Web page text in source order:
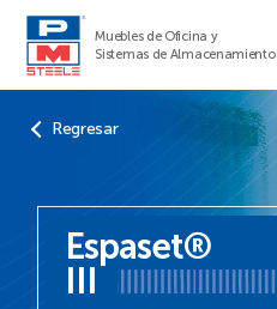
Muebles de Oficina y
Sistemas de Almacenamiento
Regresar
Espaset®
III